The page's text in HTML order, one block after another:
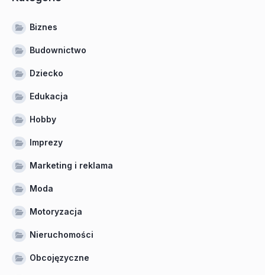
Biznes
Budownictwo
Dziecko
Edukacja
Hobby
Imprezy
Marketing i reklama
Moda
Motoryzacja
Nieruchomości
Obcojęzyczne